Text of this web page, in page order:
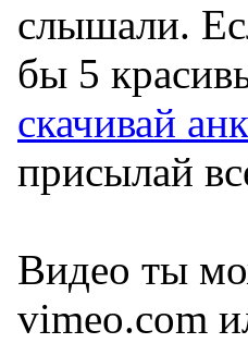
слышали.
бы 5
скачивай
присылай
Видео ты
vimeo.com